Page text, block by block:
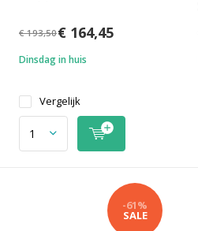
€ 193,50€ 164,45
Dinsdag in huis
Vergelijk
-61%
SALE